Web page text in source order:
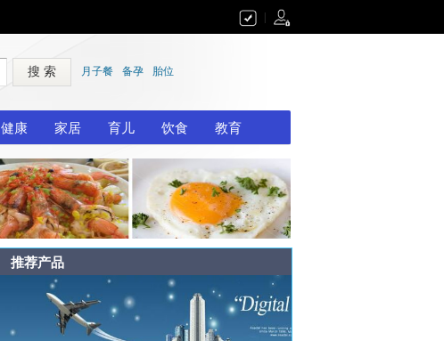
搜 索 月子餐 备孕 胎位
健康 家居 育儿 饮食 教育
推荐产品